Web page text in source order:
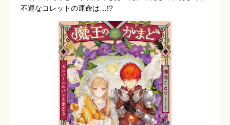
不運なコレットの運命は…!?